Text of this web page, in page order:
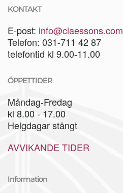
KONTAKT
E-post: info@claessons.com
Telefon: 031-711 42 87
telefontid kl 9.00-11.00
ÖPPETTIDER
Måndag-Fredag
kl 8.00 - 17.00
Helgdagar stängt
AVVIKANDE TIDER
Information